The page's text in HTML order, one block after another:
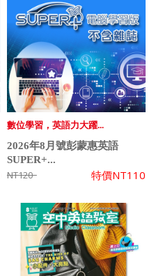
數位學習，英語力大躍...
2026年8月號彭蒙惠英語
SUPER+...
NT120 特價NT110